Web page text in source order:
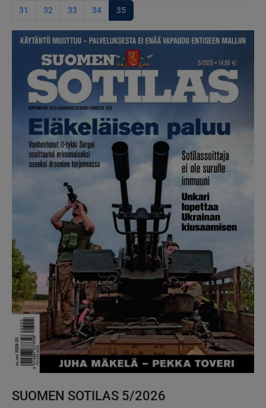
31 32 33 34 35
SUOMEN SOTILAS 5/2026